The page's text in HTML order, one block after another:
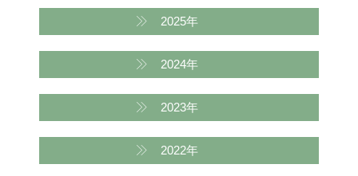
2025年
2024年
2023年
2022年